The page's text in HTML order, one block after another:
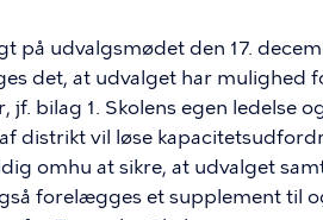
på udvalgsmødet den 17.
det, at udvalget har mulighed
bilag 1. Skolens egen ledelse
distrikt vil løse
omhu at sikre, at udvalget
forelægges et supplement til